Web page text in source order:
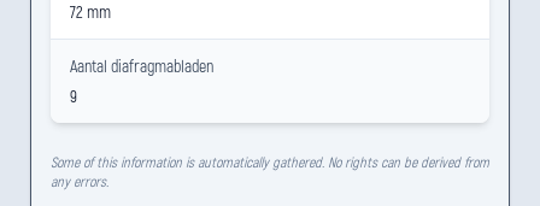
72 mm
Aantal diafragmabladen
9
Some of this information is automatically gathered. No rights can be derived from
any errors.